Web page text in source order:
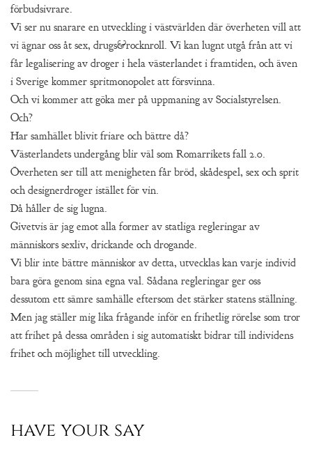
förbudsivrare.
Vi ser nu snarare en utveckling i västvärlden där överheten vill att
vi ägnar oss åt sex, drugs&rocknroll. Vi kan lugnt utgå från att vi
får legalisering av droger i hela västerlandet i framtiden, och även
i Sverige kommer spritmonopolet att försvinna.
Och vi kommer att göka mer på uppmaning av Socialstyrelsen.
Och?
Har samhället blivit friare och bättre då?
Västerlandets undergång blir väl som Romarrikets fall 2.0.
Överheten ser till att menigheten får bröd, skådespel, sex och sprit
och designerdroger istället för vin.
Då håller de sig lugna.
Givetvis är jag emot alla former av statliga regleringar av
människors sexliv, drickande och drogande.
Vi blir inte bättre människor av detta, utvecklas kan varje individ
bara göra genom sina egna val. Sådana regleringar ger oss
dessutom ett sämre samhälle eftersom det stärker statens ställning.
Men jag ställer mig lika frågande inför en frihetlig rörelse som tror
att frihet på dessa områden i sig automatiskt bidrar till individens
frihet och möjlighet till utveckling.
have your say